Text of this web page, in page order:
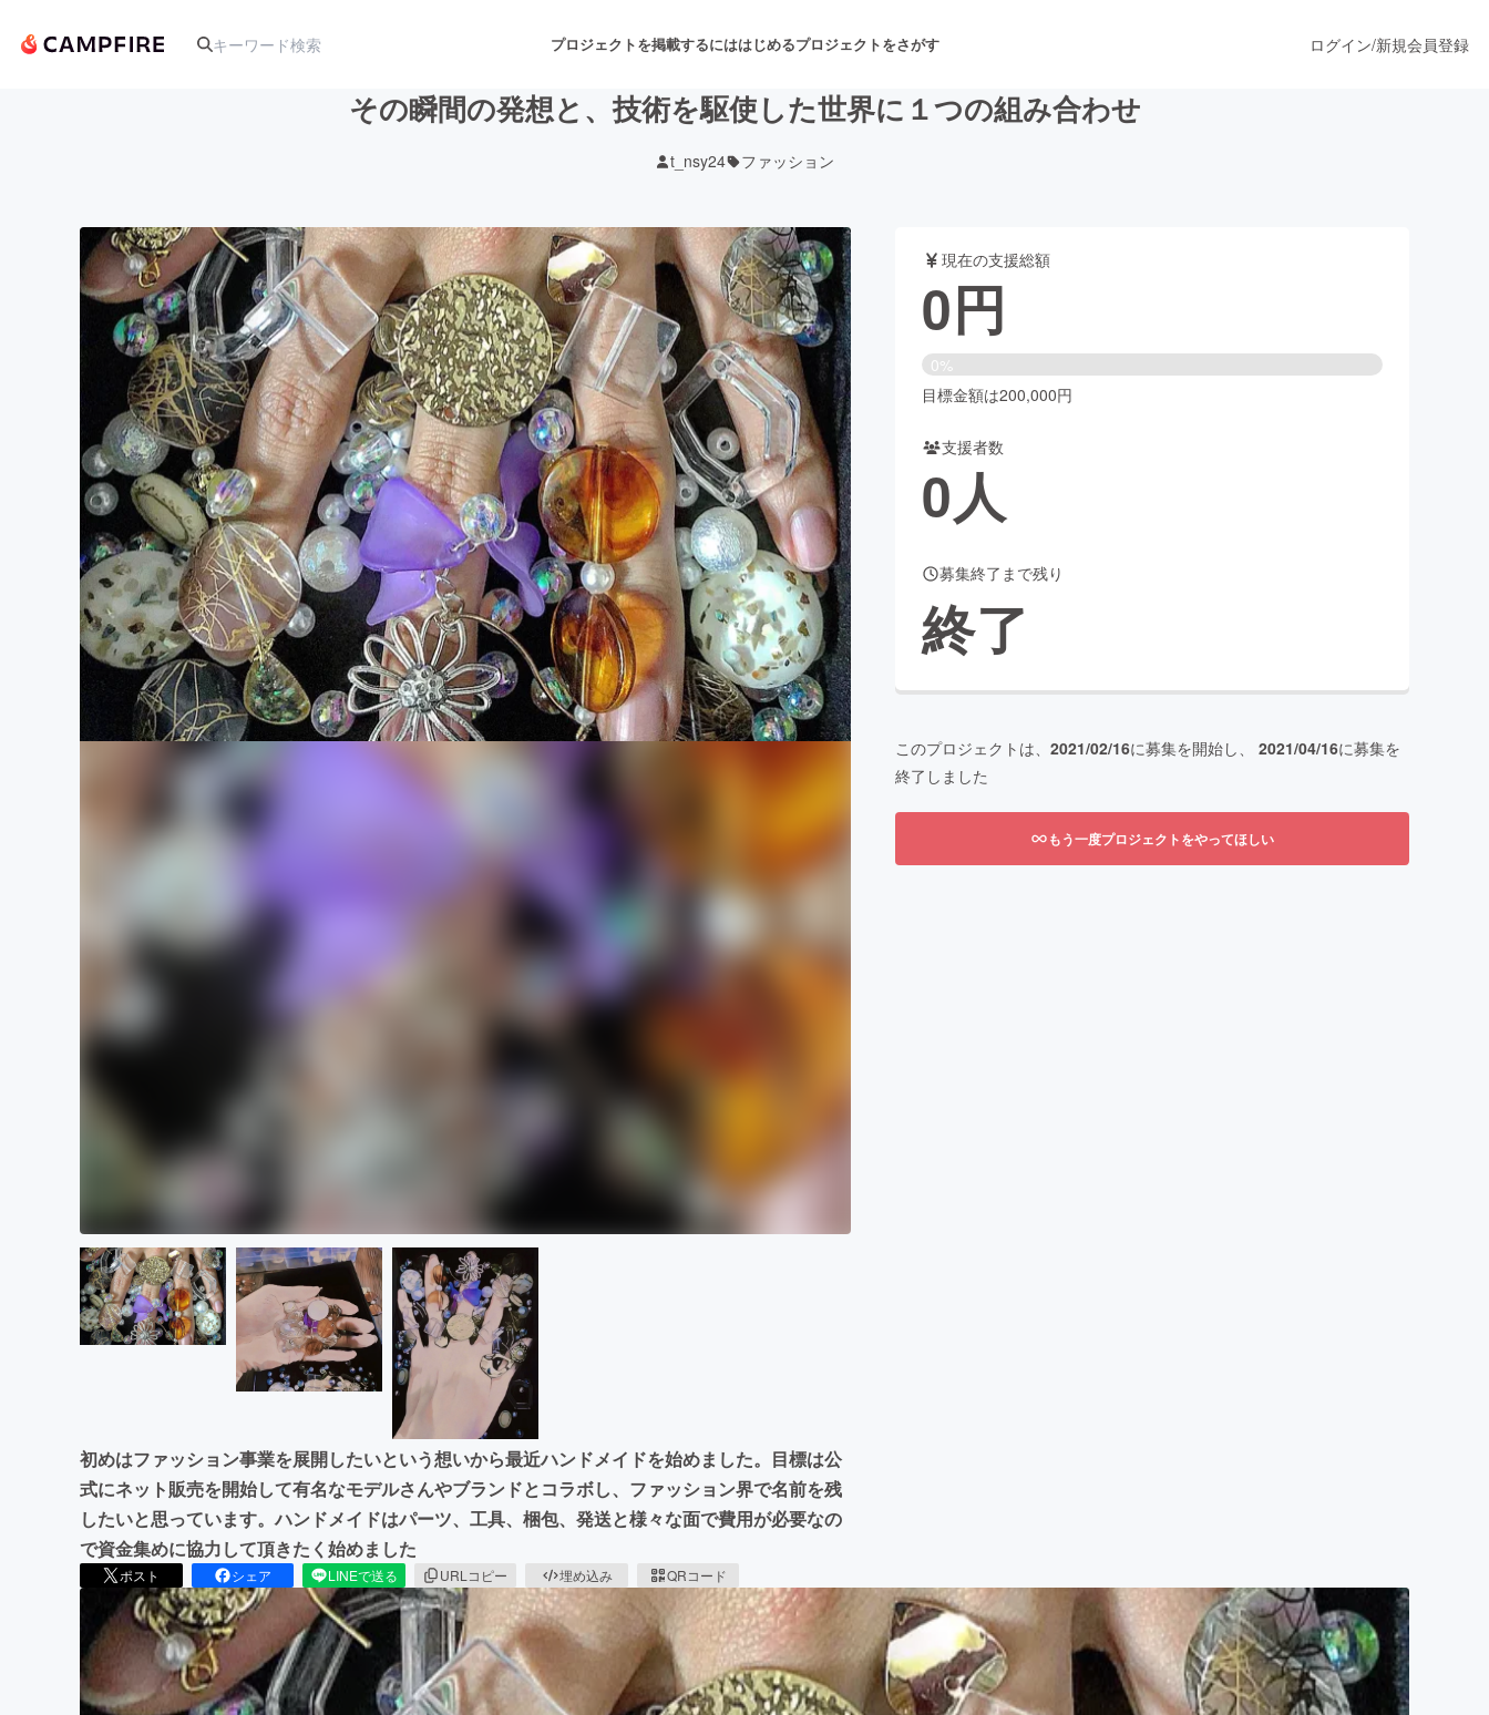
プロジェクトを掲載するにははじめるプロジェクトをさがす
アート・写真 音楽 舞台・パフォーマンス
テクノロジー・ガジェット ゲーム・サービス開発 フード・飲食店
映像・映画 書籍・雑誌出版 アニメ・漫画
ビジネス・起業 チャレンジ ビューティー・ヘルスケア
まちづくり・地域活性化
CAMPFIRE for Social GoodCAMPFIRE Creation
CAMPFIREふるさと納税machi-ya コミュニティ
ログイン/新規会員登録
その瞬間の発想と、技術を駆使した世界に１つの組み合わせ
t_nsy24 ファッション
初めはファッション事業を展開したいという想いから最近ハンドメイドを始めました。目標は公
式にネット販売を開始して有名なモデルさんやブランドとコラボし、ファッション界で名前を残
したいと思っています。ハンドメイドはパーツ、工具、梱包、発送と様々な面で費用が必要なの
で資金集めに協力して頂きたく始めました
ポスト シェア LINEで送る URLコピー 埋め込み QRコード
現在の支援総額
0円
0%
目標金額は200,000円
支援者数
0人
募集終了まで残り
終了
このプロジェクトは、 2021/02/16に募集を開始し、 2021/04/16に募集を
終了しました
もう一度プロジェクトをやってほしい